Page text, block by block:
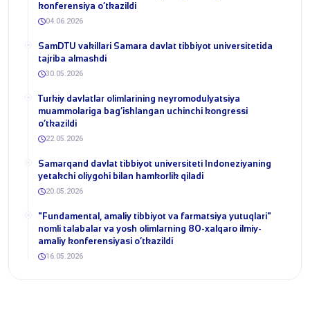
konferensiya o‘tkazildi
04.06.2026
SamDTU vakillari Samara davlat tibbiyot universitetida
tajriba almashdi
30.05.2026
​Turkiy davlatlar olimlarining neyromodulyatsiya
muammolariga bag‘ishlangan uchinchi kongressi
o‘tkazildi
22.05.2026
Samarqand davlat tibbiyot universiteti Indoneziyaning
yetakchi oliygohi bilan hamkorlik qiladi
20.05.2026
​"Fundamental, amaliy tibbiyot va farmatsiya yutuqlari"
nomli talabalar va yosh olimlarning 80-xalqaro ilmiy-
amaliy konferensiyasi o‘tkazildi
16.05.2026